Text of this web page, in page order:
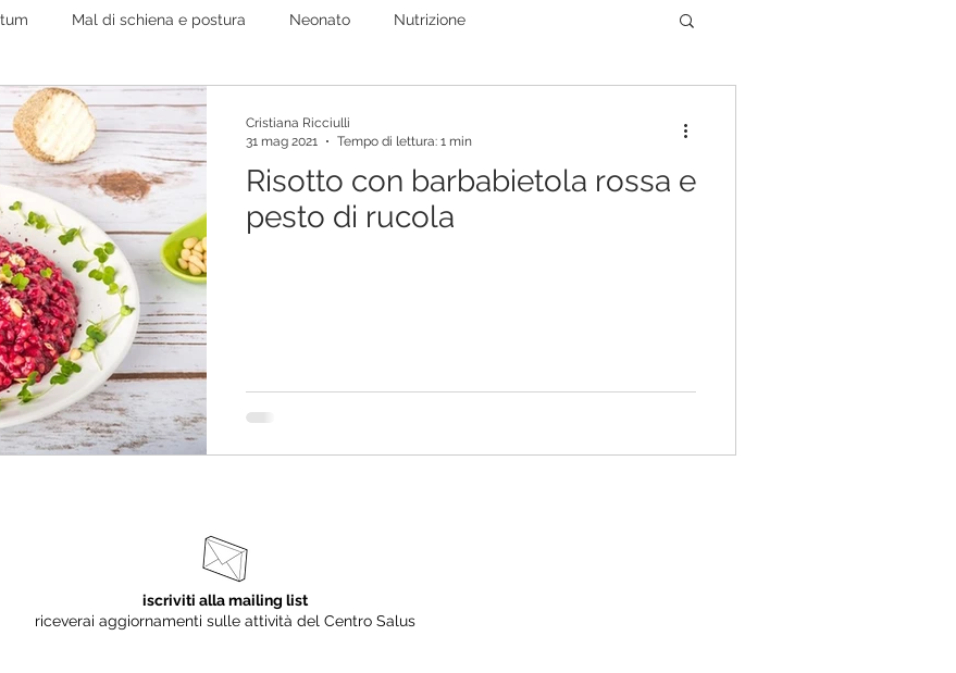
Mal di schiena e postura Neonato Nutrizione
Interni Psicologia
Risotto con barbabietola rossa e
pesto di rucola
Cristiana Ricciulli
31 mag 2021
Tempo di lettura: 1 min
iscriviti alla mailing list
riceverai aggiornamenti sulle attività del Centro Salus